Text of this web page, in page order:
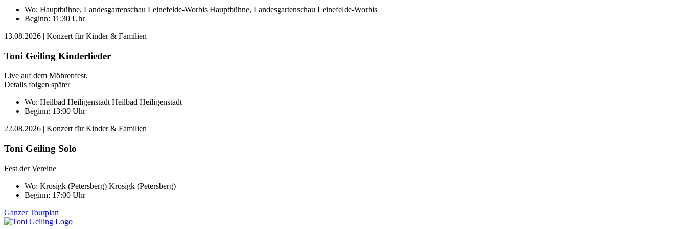
Wo: Hauptbühne, Landesgartenschau Leinefelde-Worbis Hauptbühne, Landesgartenschau Leinefelde-Worbis
Beginn: 11:30 Uhr
13.08.2026 | Konzert für Kinder & Familien
Toni Geiling Kinderlieder
Live auf dem Möhrenfest,
Details folgen später
Wo: Heilbad Heiligenstadt Heilbad Heiligenstadt
Beginn: 13:00 Uhr
22.08.2026 | Konzert für Kinder & Familien
Toni Geiling Solo
Fest der Vereine
Wo: Krosigk (Petersberg) Krosigk (Petersberg)
Beginn: 17:00 Uhr
Ganzer Tourplan